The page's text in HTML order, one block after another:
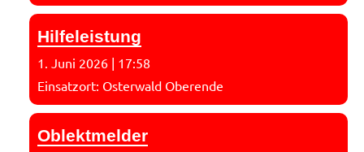
Hilfeleistung
1. Juni 2026 | 17:58
Einsatzort: Osterwald Oberende
Oblektmelder